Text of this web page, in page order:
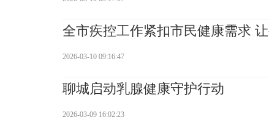
全市疾控工作紧扣市民健康需求
2026-03-10 09:16:47
聊城启动乳腺健康守护行动
2026-03-09 16:02:23